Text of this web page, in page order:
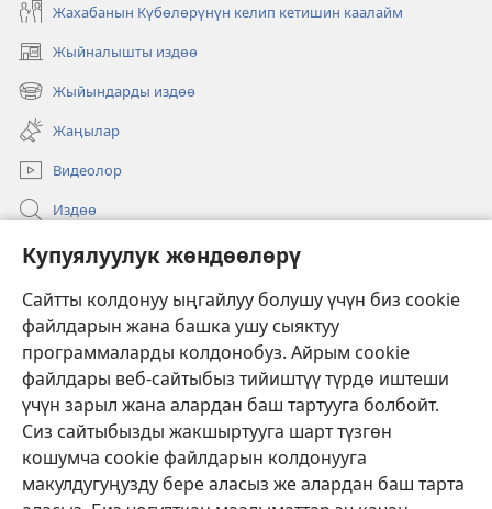
Купуялуулук жөндөөлөрү
Сайтты колдонуу ыңгайлуу болушу үчүн биз cookie
файлдарын жана башка ушу сыяктуу
программаларды колдонобуз. Айрым cookie
файлдары веб-сайтыбыз тийиштүү түрдө иштеши
үчүн зарыл жана алардан баш тартууга болбойт.
Сиз сайтыбызды жакшыртууга шарт түзгөн
кошумча cookie файлдарын колдонууга
макулдугуңузду бере аласыз же алардан баш тарта
Жахабанын Күбөлөрүнүн келип кетишин каалайм
Жыйналышты издөө
(жаңы
терезе
ачат)
Жыйындарды издөө
(жаңы
терезе
ачат)
Жаңылар
Видеолор
Издөө
Бийлик өкүлдөрү үчүн маалымат
Тартуулар
(жаңы
терезе
ачат)
ОНЛАЙН КИТЕПКАНА
(жаңы
терезе
ачат) JW Hub
(жаңы
терезе
JW Library